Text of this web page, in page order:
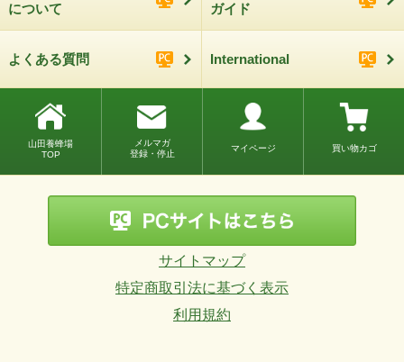
について
ガイド
よくある質問 International
山田養蜂場
TOP
メルマガ
登録・停止
マイページ 買い物カゴ
サイトマップ
特定商取引法に基づく表示
利用規約